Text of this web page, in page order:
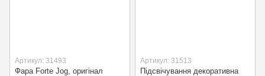
Артикул: 31493
Фара Forte Jog, оригінал
Артикул: 31513
Підсвічування декоративна